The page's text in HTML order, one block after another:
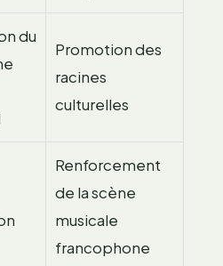
du
Promotion des
racines
culturelles
Renforcement
de la scène
musicale
francophone